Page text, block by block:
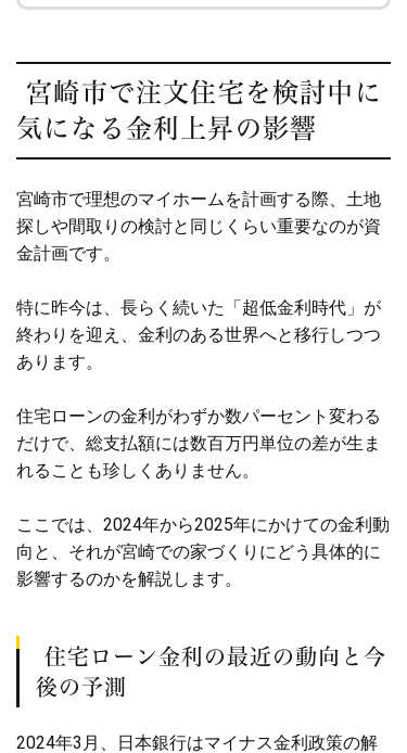
宮崎市で注文住宅を検討中に
気になる金利上昇の影響
宮崎市で理想のマイホームを計画する際、土地
探しや間取りの検討と同じくらい重要なのが資
金計画です。
特に昨今は、長らく続いた「超低金利時代」が
終わりを迎え、金利のある世界へと移行しつつ
あります。
住宅ローンの金利がわずか数パーセント変わる
だけで、総支払額には数百万円単位の差が生ま
れることも珍しくありません。
ここでは、2024年から2025年にかけての金利動
向と、それが宮崎での家づくりにどう具体的に
影響するのかを解説します。
住宅ローン金利の最近の動向と今
後の予測
2024年3月、日本銀行はマイナス金利政策の解